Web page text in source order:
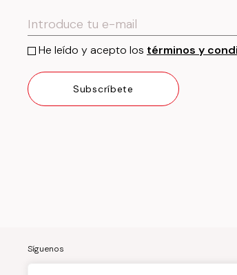
He leído y acepto los términos y
Síguenos